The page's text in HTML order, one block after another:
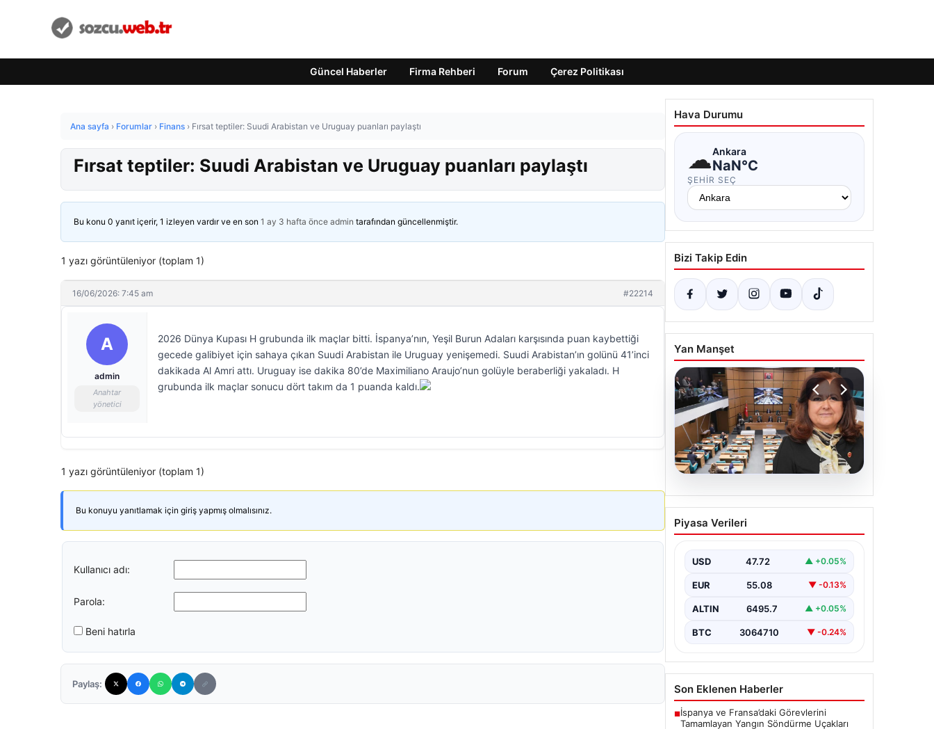
Güncel Haberler Firma Rehberi Forum Çerez Politikası
Ana sayfa › Forumlar › Finans › Fırsat teptiler: Suudi Arabistan ve Uruguay puanları paylaştı
Fırsat teptiler: Suudi Arabistan ve Uruguay puanları paylaştı
Bu konu 0 yanıt içerir, 1 izleyen vardır ve en son 1 ay 3 hafta önce admin tarafından güncellenmiştir.
1 yazı görüntüleniyor (toplam 1)
16/06/2026: 7:45 am #22214
A
admin
Anahtar
yönetici
2026 Dünya Kupası H grubunda ilk maçlar bitti. İspanya’nın, Yeşil Burun Adaları karşısında puan kaybettiği
gecede galibiyet için sahaya çıkan Suudi Arabistan ile Uruguay yenişemedi. Suudi Arabistan’ın golünü 41’inci
dakikada Al Amri attı. Uruguay ise dakika 80’de Maximiliano Araujo’nun golüyle beraberliği yakaladı. H
grubunda ilk maçlar sonucu dört takım da 1 puanda kaldı.
1 yazı görüntüleniyor (toplam 1)
Bu konuyu yanıtlamak için giriş yapmış olmalısınız.
Kullanıcı adı:
Parola:
Beni hatırla
Paylaş:
Hava Durumu
☁Ankara
NaN°C
ŞEHIR SEÇ
Bizi Takip Edin
Yan Manşet
Üsküdar Belediyesi’nde
başkanvekili Sibel Tan
Piyasa Verileri
USD 47.72 ▲ +0.05%
EUR 55.08 ▼ -0.13%
ALTIN 6495.7 ▲ +0.05%
BTC 3064710 ▼ -0.24%
Son Eklenen Haberler
■İspanya ve Fransa’daki Görevlerini
Tamamlayan Yangın Söndürme Uçakları